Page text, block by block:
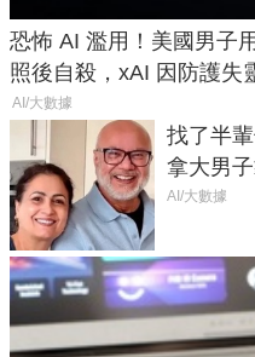
恐怖 AI 濫用！美國男子
照後自殺，xAI 因防護失
AI/大數據
找了半
拿大男
50年家人
AI/大數據